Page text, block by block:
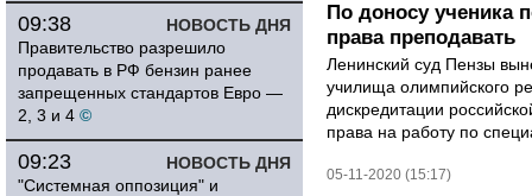
НОВОСТЬ ДНЯ
09:38
Правительство разрешило
продавать в РФ бензин ранее
запрещенных стандартов Евро —
2, 3 и 4 ©
НОВОСТЬ ДНЯ
09:23
"Системная оппозиция" и
По доносу ученика
права преподавать
Ленинский суд Пензы
училища олимпийского
дискредитации
права на работу по
05-11-2020 (15:17)